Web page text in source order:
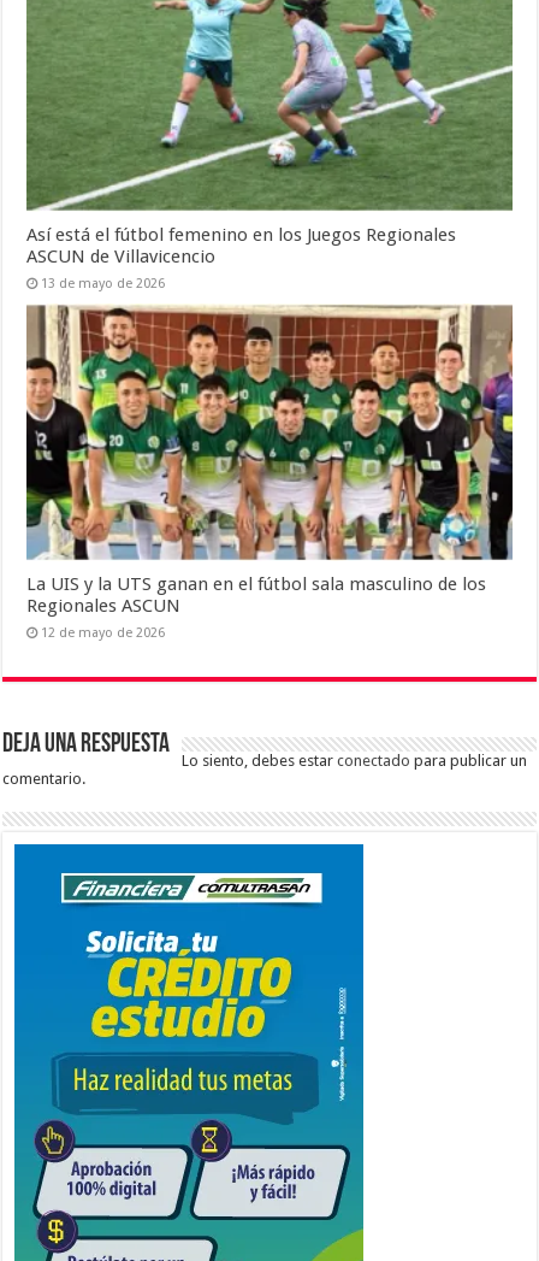
Así está el fútbol femenino en los Juegos Regionales
ASCUN de Villavicencio
13 de mayo de 2026
La UIS y la UTS ganan en el fútbol sala masculino de los
Regionales ASCUN
12 de mayo de 2026
Deja una respuesta
Lo siento, debes estarconectado para publicar un
comentario.